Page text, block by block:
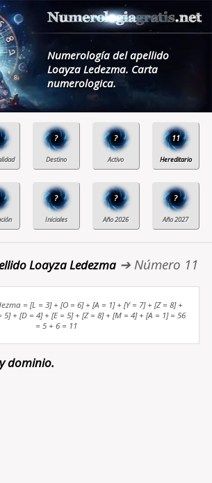
Numerología del apellido
Loayza Ledezma. Carta
numerologica.
? ? 11
? ? ?
Loayza Ledezma➔ Número 11
= [L = 3] + [O = 6] + [A = 1] + [Y = 7] + [Z = 8] +
5] + [D = 4] + [E = 5] + [Z = 8] + [M = 4] + [A = 1] = 56
= 5 + 6 = 11
dominio.